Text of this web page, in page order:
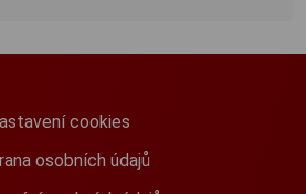
cookies
osobních údajů